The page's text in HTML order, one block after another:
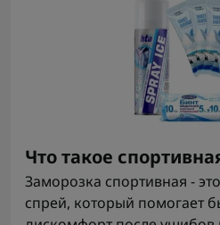
Что такое
Заморозка спортивная -
спрей, который помогает